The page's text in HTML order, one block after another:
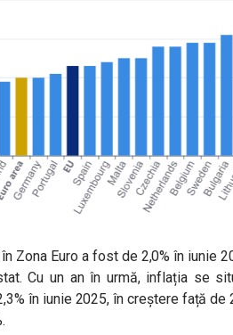
Zona Euro a fost de 2,0% în iunie
Cu un an în urmă, inflația se
în iunie 2025, în creștere față de